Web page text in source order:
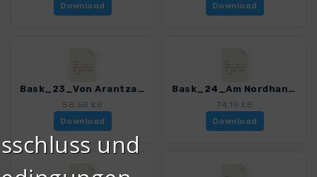
Download
Download
Bask_23_Von Arantzazu zur Ermita de Urbia_0252_1.gpx
58.58 KB
Download
Bask_24_Am Nordhang des Aizkorri-Massivs_0252_1.gpx
74.19 KB
Download
und